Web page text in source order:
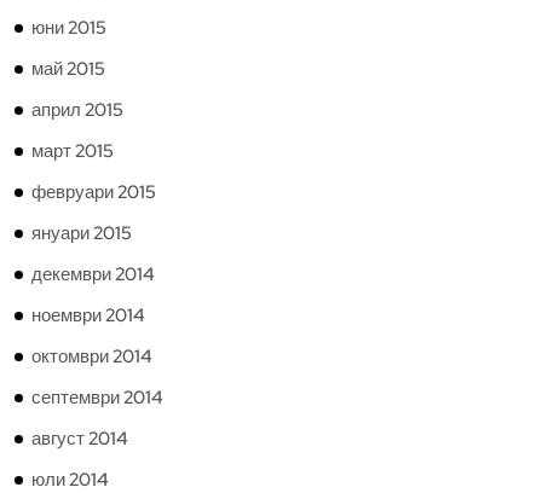
юни 2015
май 2015
април 2015
март 2015
февруари 2015
януари 2015
декември 2014
ноември 2014
октомври 2014
септември 2014
август 2014
юли 2014